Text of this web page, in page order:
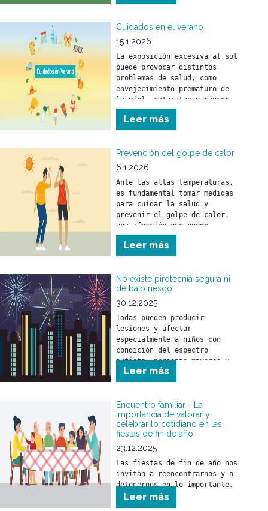
los objetos o recipientes que
criaderos.
Cuidados en el verano
15.1.2026
La exposición excesiva al sol
puede provocar distintos
problemas de salud, como
envejecimiento prematuro de
la piel, cataratas y cáncer
de piel.
Leer más
Prevención del golpe de calor
6.1.2026
Ante las altas temperaturas,
es fundamental tomar medidas
para cuidar la salud y
prevenir el golpe de calor,
una afección que puede
afectar a personas de
Leer más
No existe pirotecnia segura ni
de bajo riesgo
30.12.2025
Todas pueden producir
lesiones y afectar
especialmente a niños con
condición del espectro
autista, personas mayores y
animales.
Leer más
Encuentro familiar - La
importancia de valorar y
celebrar lo cotidiano en las
fiestas de fin de año.
23.12.2025
Las fiestas de fin de año nos
invitan a reencontrarnos y a
detenernos en lo importante.
Leer más